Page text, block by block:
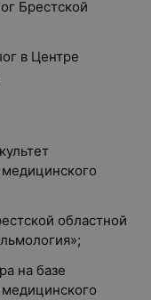
Брестской
в Центре
медицинского
областной
на базе
медицинского